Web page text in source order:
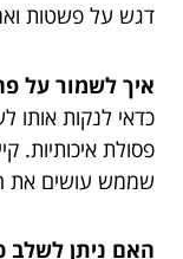
דגש על פשטות
איך לשמור על
כדאי לנקות אותו
פסולת איכותיות.
שממש עושים את
האם ניתן לשלב